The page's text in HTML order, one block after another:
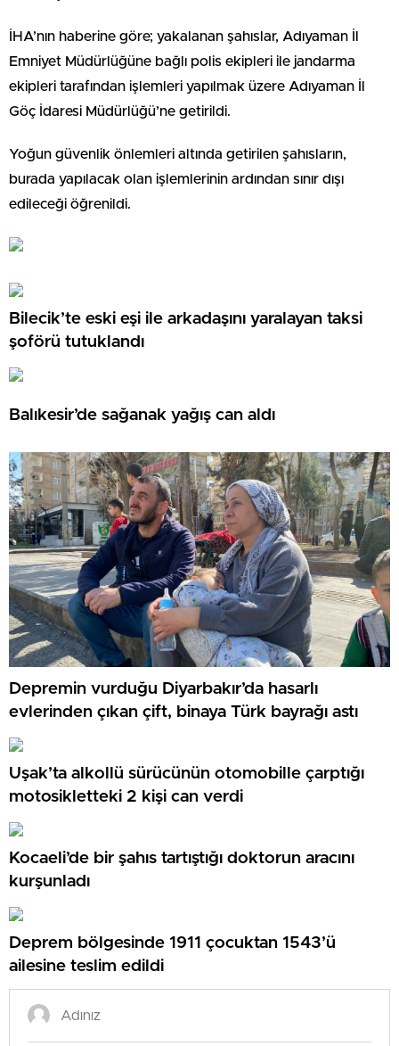
İHA’nın haberine göre; yakalanan şahıslar, Adıyaman İl
Emniyet Müdürlüğüne bağlı polis ekipleri ile jandarma
ekipleri tarafından işlemleri yapılmak üzere Adıyaman İl
Göç İdaresi Müdürlüğü’ne getirildi.
Yoğun güvenlik önlemleri altında getirilen şahısların,
burada yapılacak olan işlemlerinin ardından sınır dışı
edileceği öğrenildi.
Bilecik’te eski eşi ile arkadaşını yaralayan taksi
şoförü tutuklandı
Balıkesir’de sağanak yağış can aldı
Depremin vurduğu Diyarbakır’da hasarlı
evlerinden çıkan çift, binaya Türk bayrağı astı
Uşak’ta alkollü sürücünün otomobille çarptığı
motosikletteki 2 kişi can verdi
Kocaeli’de bir şahıs tartıştığı doktorun aracını
kurşunladı
Deprem bölgesinde 1911 çocuktan 1543’ü
ailesine teslim edildi